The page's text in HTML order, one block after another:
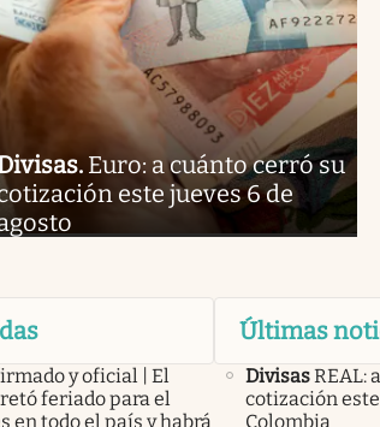
. Euro: a cuánto cerró su
este jueves 6 de
y oficial | El
feriado para el
en todo el país y habrá
Últimas
DivisasREAL:
cotización
Colombia